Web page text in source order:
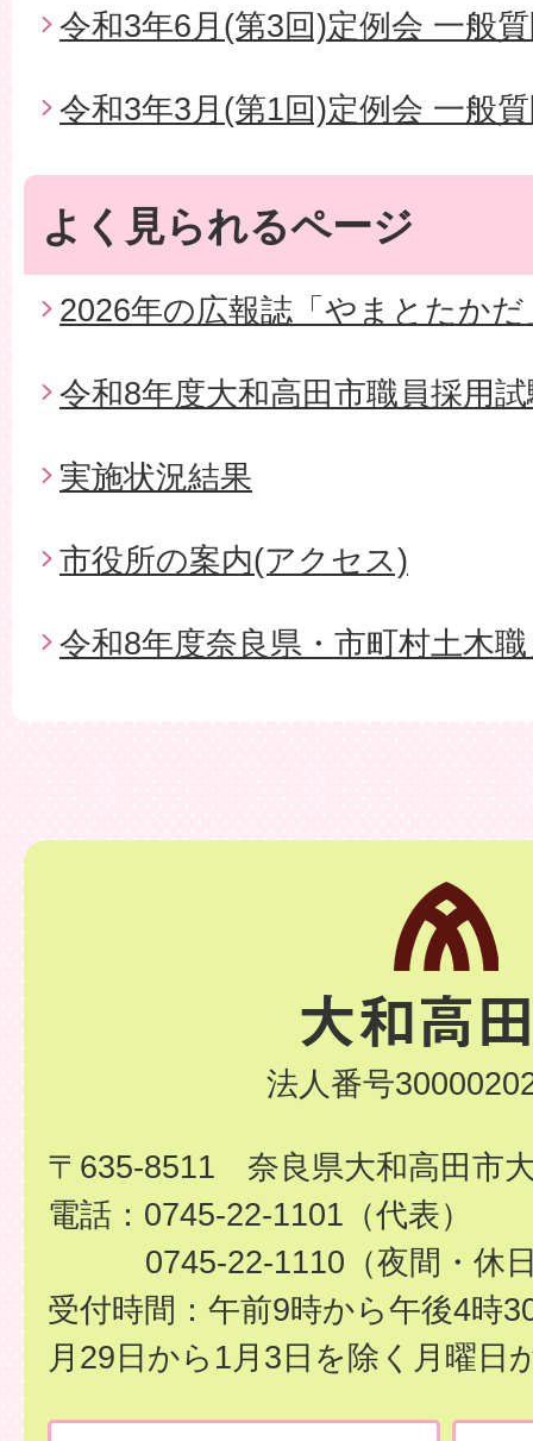
令和3年6月(第3回)定例会 一般
令和3年3月(第1回)定例会 一般
よく見られるページ
2026年の広報誌「やまとたかだ
令和8年度大和高田市職員採用
実施状況結果
市役所の案内(アクセス)
令和8年度奈良県・市町村土木
法人番号
〒635-8511 奈良県大和高田市
電話：0745-22-1101（代表）
0745-22-1110（夜間・休
受付時間：午前9時から午後4時
月29日から1月3日を除く月曜日